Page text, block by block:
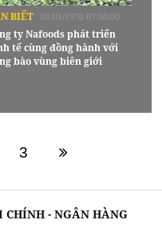
BIẾT 01/01/1970 07:00:00
ty Nafoods phát triển
tế cùng đồng hành với
bào vùng biên giới
3
CHÍNH - NGÂN HÀNG